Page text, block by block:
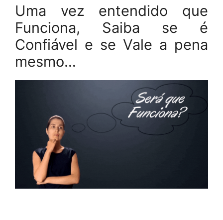
Uma vez entendido que
Funciona, Saiba se é
Confiável e se Vale a pena
mesmo…